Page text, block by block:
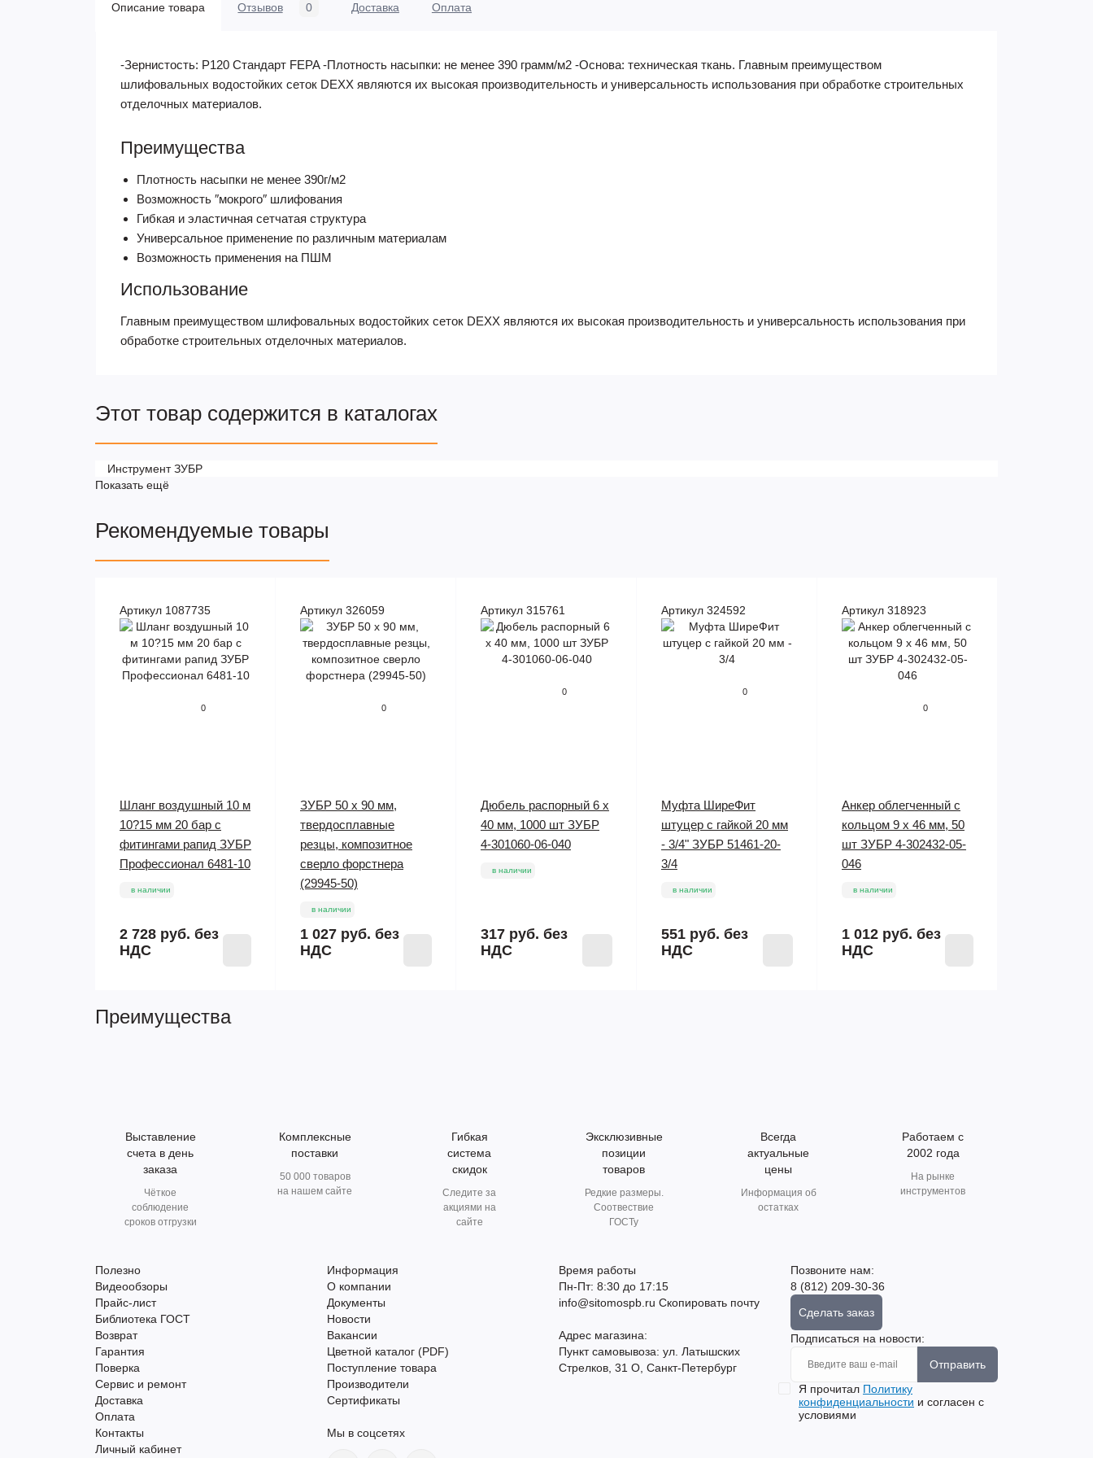
Описание товара Отзывов 0 Доставка Оплата
-Зернистость: Р120 Стандарт FEPA -Плотность насыпки: не менее 390 грамм/м2 -Основа: техническая ткань. Главным преимуществом
шлифовальных водостойких сеток DEXX являются их высокая производительность и универсальность использования при обработке строительных
отделочных материалов.
Преимущества
Плотность насыпки не менее 390г/м2
Возможность ″мокрого″ шлифования
Гибкая и эластичная сетчатая структура
Универсальное применение по различным материалам
Возможность применения на ПШМ
Использование
Главным преимуществом шлифовальных водостойких сеток DEXX являются их высокая производительность и универсальность использования при
обработке строительных отделочных материалов.
Этот товар содержится в каталогах
Инструмент ЗУБР
Показать ещё
Рекомендуемые товары
Артикул 1087735
0
Шланг воздушный 10 м
10?15 мм 20 бар с
фитингами рапид ЗУБР
Профессионал 6481-10
в наличии
2 728 руб. без
НДС
Артикул 326059
0
ЗУБР 50 x 90 мм,
твердосплавные
резцы, композитное
cверло форстнера
(29945-50)
в наличии
1 027 руб. без
НДС
Артикул 315761
0
Дюбель распорный 6 х
40 мм, 1000 шт ЗУБР
4-301060-06-040
в наличии
317 руб. без
НДС
Артикул 324592
0
Муфта ШиреФит
штуцер с гайкой 20 мм
- 3/4" ЗУБР 51461-20-
3/4
в наличии
551 руб. без
НДС
Артикул 318923
0
Анкер облегченный с
кольцом 9 х 46 мм, 50
шт ЗУБР 4-302432-05-
046
в наличии
1 012 руб. без
НДС
Преимущества
Выставление
счета в день
заказа
Чёткое
соблюдение
сроков отгрузки
Комплексные
поставки
50 000 товаров
на нашем сайте
Гибкая
система
скидок
Следите за
акциями на
сайте
Эксклюзивные
позиции
товаров
Редкие размеры.
Соотвествие
ГОСТу
Всегда
актуальные
цены
Информация об
остатках
Работаем с
2002 года
На рынке
инструментов
Полезно
Видеообзоры
Прайс-лист
Библиотека ГОСТ
Возврат
Гарантия
Поверка
Сервис и ремонт
Доставка
Оплата
Контакты
Личный кабинет
Информация
О компании
Документы
Новости
Вакансии
Цветной каталог (PDF)
Поступление товара
Производители
Сертификаты
Мы в соцсетях
Время работы
Пн-Пт: 8:30 до 17:15
info@sitomospb.ru Скопировать почту
Адрес магазина:
Пункт самовывоза: ул. Латышских
Стрелков, 31 О, Санкт-Петербург
Позвоните нам:
8 (812) 209-30-36
Сделать заказ
Подписаться на новости:
Отправить
Я прочитал Политику
конфиденциальности и согласен с
условиями